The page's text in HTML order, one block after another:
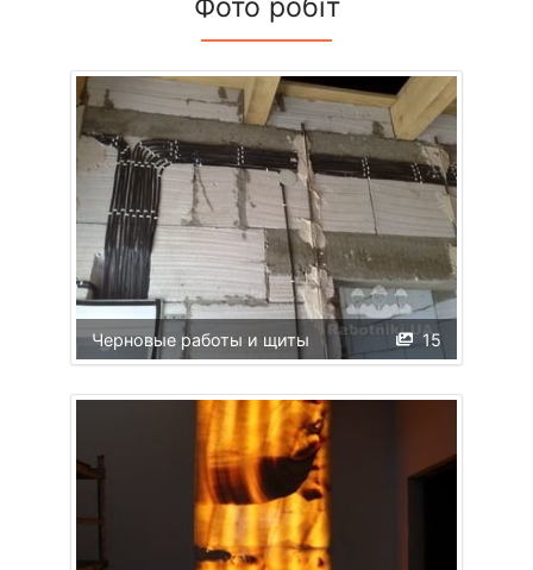
Фото робіт
15
Черновые работы и щиты